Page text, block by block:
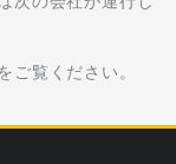
次の会社が運行し
をご覧ください。